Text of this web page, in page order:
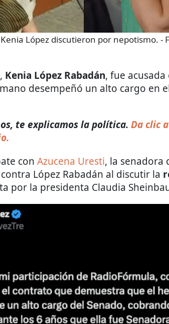
López discutieron por nepotismo. -
Kenia López Rabadán, fue acusada
desempeñó un alto cargo en
te explicamos la política. Da clic
con Azucena Uresti, la senadora
López Rabadán al discutir la
por la presidenta Claudia